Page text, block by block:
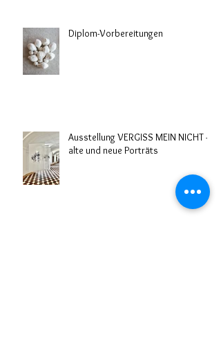
Diplom-Vorbereitungen
Ausstellung VERGISS MEIN NICHT -
alte und neue Porträts